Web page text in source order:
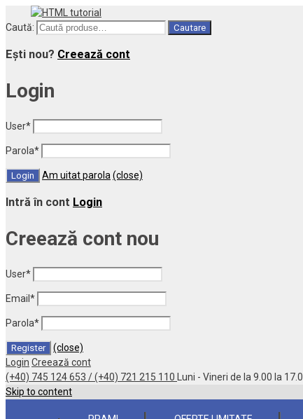
Caută: Cautare
Ești nou? Creează cont
Login
User*
Parola*
Am uitat parola (close)
Intră în cont Login
Creează cont nou
User*
Email *
Parola*
(close)
Login Creează cont
(+40) 745 124 653 / (+40) 721 215 110
Luni - Vineri de la 9.00 la
Skip to content